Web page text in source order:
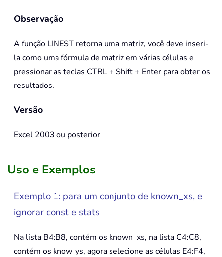
Observação
A função LINEST retorna uma matriz, você deve inseri-
la como uma fórmula de matriz em várias células e
pressionar as teclas CTRL + Shift + Enter para obter os
resultados.
Versão
Excel 2003 ou posterior
Uso e Exemplos
Exemplo 1: para um conjunto de known_xs, e
ignorar const e stats
Na lista B4:B8, contém os known_xs, na lista C4:C8,
contém os know_ys, agora selecione as células E4:F4,